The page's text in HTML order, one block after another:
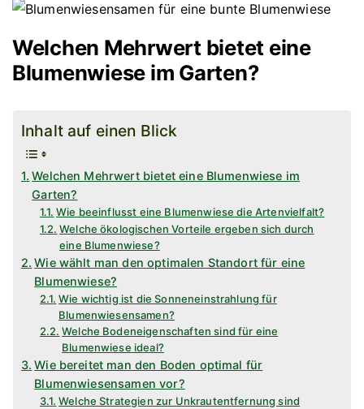
Welchen Mehrwert bietet eine
Blumenwiese im Garten?
Inhalt auf einen Blick
Welchen Mehrwert bietet eine Blumenwiese im
Garten?
Wie beeinflusst eine Blumenwiese die Artenvielfalt?
Welche ökologischen Vorteile ergeben sich durch
eine Blumenwiese?
Wie wählt man den optimalen Standort für eine
Blumenwiese?
Wie wichtig ist die Sonneneinstrahlung für
Blumenwiesensamen?
Welche Bodeneigenschaften sind für eine
Blumenwiese ideal?
Wie bereitet man den Boden optimal für
Blumenwiesensamen vor?
Welche Strategien zur Unkrautentfernung sind